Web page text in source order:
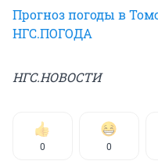
Прогноз погоды в
НГС.ПОГОДА
НГС.НОВОСТИ
0 0